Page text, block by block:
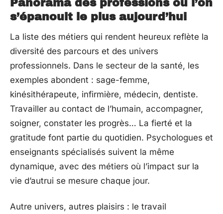
Panorama des professions où l’on
s’épanouit le plus aujourd’hui
La liste des métiers qui rendent heureux reflète la
diversité des parcours et des univers
professionnels. Dans le secteur de la santé, les
exemples abondent : sage-femme,
kinésithérapeute, infirmière, médecin, dentiste.
Travailler au contact de l’humain, accompagner,
soigner, constater les progrès… La fierté et la
gratitude font partie du quotidien. Psychologues et
enseignants spécialisés suivent la même
dynamique, avec des métiers où l’impact sur la
vie d’autrui se mesure chaque jour.
Autre univers, autres plaisirs : le travail